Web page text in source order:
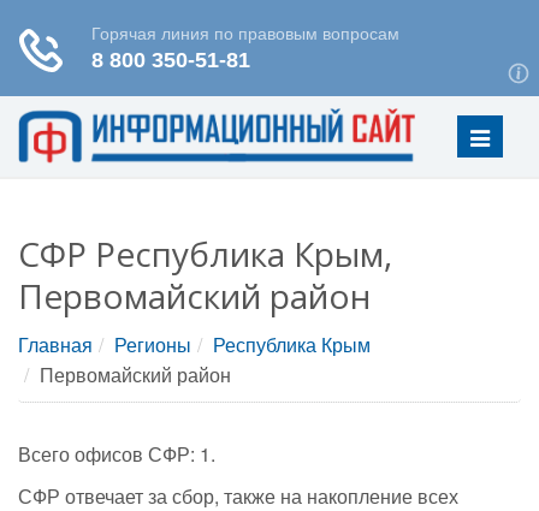
Меню
СФР Республика Крым,
Первомайский район
Главная Регионы
Республика Крым
Первомайский район
Всего офисов СФР: 1.
СФР отвечает за сбор, также на накопление всех